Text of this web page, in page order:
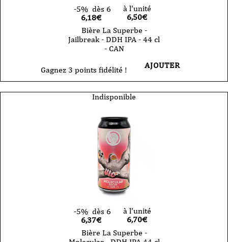
-5% dès 6
6,18€
à l'unité
6,50€
Bière La Superbe -
Jailbreak - DDH IPA - 44 cl
- CAN
Gagnez 3 points fidélité ! AJOUTER
Indisponible
-5% dès 6
6,37€
à l'unité
6,70€
Bière La Superbe -